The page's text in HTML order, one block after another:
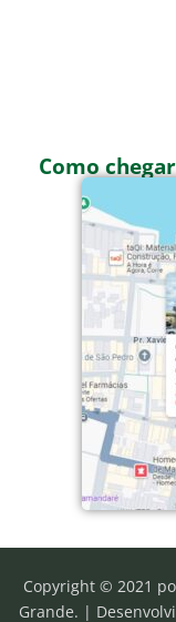
Como chegar
Copyright © 2021
Grande. |